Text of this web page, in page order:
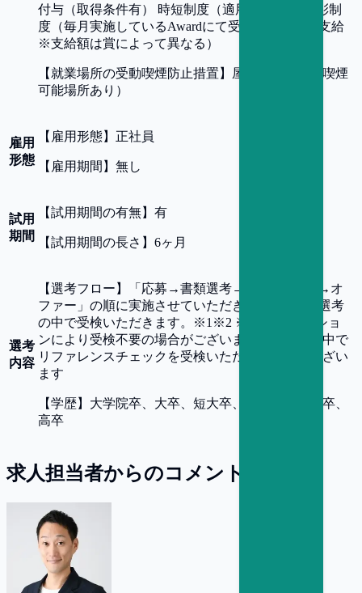
付与（取得条件有） 時短制度（適用条件有） 表彰制
度（毎月実施しているAwardにて受賞者に報奨金支給
※支給額は賞によって異なる）
【 就業場所の受動喫煙防止措置 】
屋内禁煙（屋内喫煙
可能場所あり）
雇用
形態
【 雇用形態】 正社員
【 雇用期間 】 無し
試用
期間
【試用期間の有無】 有
【試用期間の長さ 】 6ヶ月
選考
内容
【選考フロー 】
「応募→書類選考→面接(複数回)→オ
ファー」の順に実施させていただきます。 SPIを選考
の中で受検いただきます。※1※2 ※1.SPIはポジショ
ンにより受検不要の場合がございます ※2.選考の中で
リファレンスチェックを受検いただく可能性がござい
ます
【学歴】 大学院卒、大卒、短大卒、専門卒、高専卒、
高卒
求人担当者からのコメント